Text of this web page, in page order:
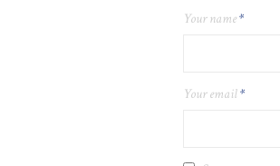
Your name*
Your email*